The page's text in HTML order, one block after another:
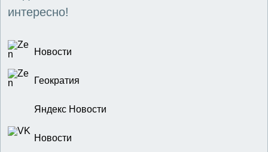
интересно!
Новости
Геократия
Яндекс Новости
Новости